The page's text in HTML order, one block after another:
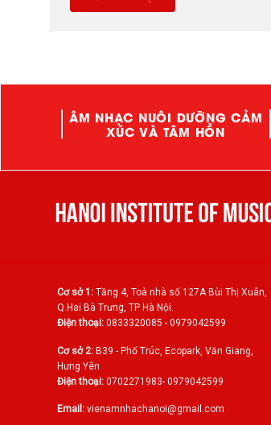
ÂM NHẠC NUÔI DƯỠNG CẢM
XÚC VÀ TÂM HỒN
Cơ sở 1: Tầng 4, Toà nhà số 127A Bùi Thị Xuân,
Q.Hai Bà Trưng, TP Hà Nội.
Điện thoại:0833320085 - 0979042599
Cơ sở 2:B39 - Phố Trúc, Ecopark, Văn Giang,
Hưng Yên
Điện thoại: 0702271983- 0979042599
Email: vienamnhachanoi@gmail.com